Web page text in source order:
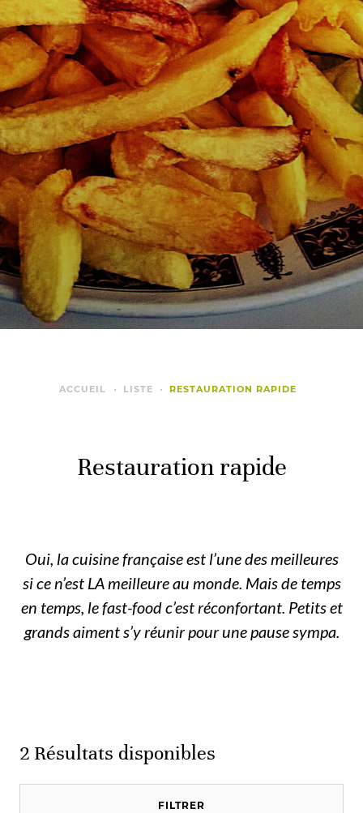
ACCUEIL LISTE RESTAURATION RAPIDE
Restauration rapide
Oui, la cuisine française est l’une des meilleures
si ce n’est LA meilleure au monde. Mais de temps
en temps, le fast-food c’est réconfortant. Petits et
grands aiment s’y réunir pour une pause sympa.
2 Résultats disponibles
FILTRER